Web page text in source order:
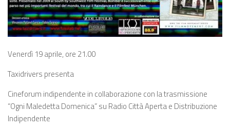
Venerdì 19 aprile, ore 21.00
Taxidrivers presenta
Cineforum indipendente in collaborazione con la trasmissione
“Ogni Maledetta Domenica” su Radio Città Aperta e Distribuzione
Indipendente